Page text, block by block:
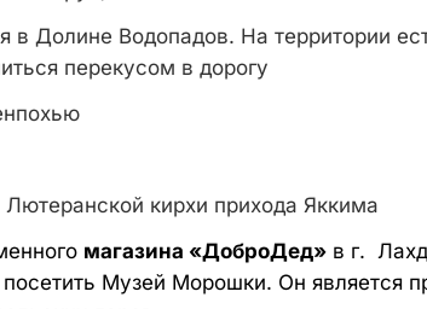
в Долине Водопадов. На территории
перекусом в дорогу
кирхи прихода Яккима
магазина «ДоброДед» в г.
Музей Морошки. Он является